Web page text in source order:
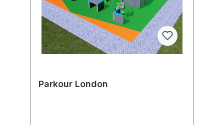
Parkour London